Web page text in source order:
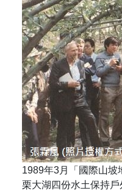
1989年3月「國際山坡
栗大湖四份水土保持